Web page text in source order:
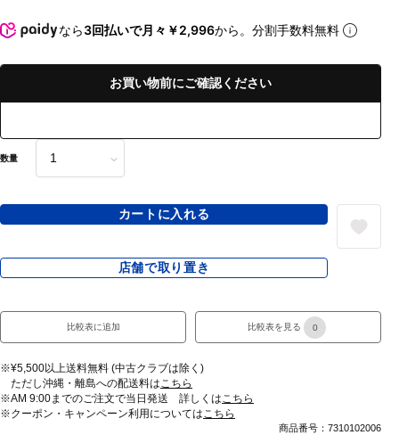
なら3回払いで月々￥2,996から。分割手数料無料
お買い物前にご確認ください
数量
カートに入れる
店舗で取り置き
比較表に追加 比較表を見る 0
※¥5,500以上送料無料 (中古クラブは除く)
ただし沖縄・離島への配送料はこちら
※AM 9:00までのご注文で当日発送 詳しくはこちら
※クーポン・キャンペーン利用についてはこちら
商品番号：7310102006